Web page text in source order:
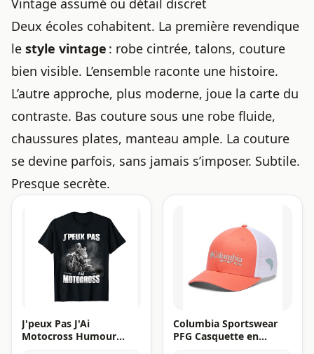
Vintage assumé ou détail discret
Deux écoles cohabitent. La première revendique
le style vintage : robe cintrée, talons, couture
bien visible. L’ensemble raconte une histoire.
L’autre approche, plus moderne, joue la carte du
contraste. Bas couture sous une robe fluide,
chaussures plates, manteau ample. La couture
se devine parfois, sans jamais s’imposer. Subtile.
Presque secrète.
J'peux Pas J'Ai
Motocross Humour
Columbia Sportswear
PFG Casquette en